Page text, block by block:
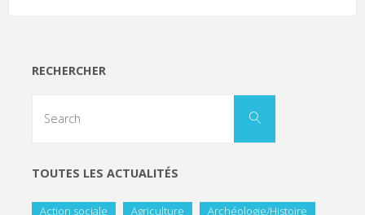
RECHERCHER
TOUTES LES ACTUALITÉS
Action sociale Agriculture
Archéologie/Histoire